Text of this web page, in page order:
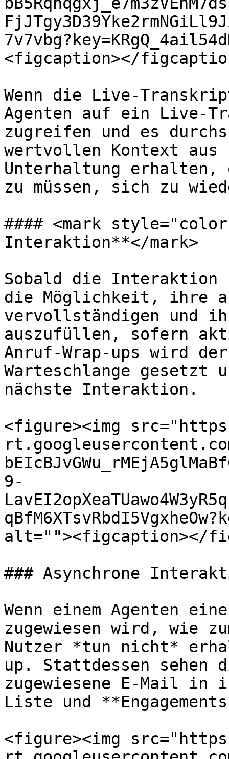
<figcaption></
Wenn die Live-
Agenten auf ein Live-
zugreifen und es
wertvollen Kontext
Unterhaltung erhalten,
zu müssen, sich zu
#### <mark
Interaktion**</mark>
Sobald die Interaktion
die Möglichkeit, ihre
vervollständigen und
auszufüllen, sofern
Anruf-Wrap-ups wird
Warteschlange
nächste Interaktion.
<figure><img
rt.googleusercontent.com/
9-
alt=""><figcaption></
### Asynchrone
Wenn einem Agenten
zugewiesen wird, wie
Nutzer *tun nicht*
up. Stattdessen sehen
zugewiesene E-Mail in
Liste und
<figure><img